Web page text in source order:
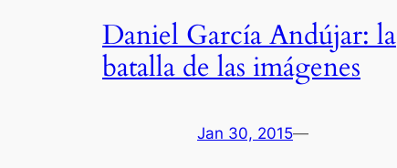
Daniel García Andújar: la
batalla de las imágenes
Jan 30, 2015—